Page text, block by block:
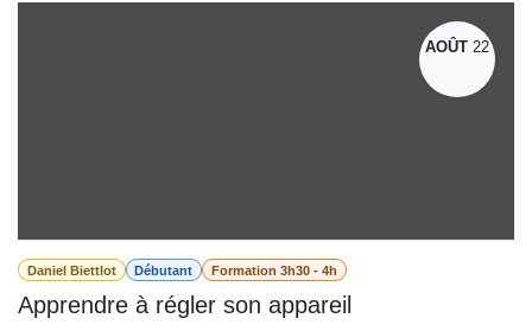
AOÛT 22
Daniel Biettlot Débutant Formation 3h30 - 4h
Apprendre à régler son appareil